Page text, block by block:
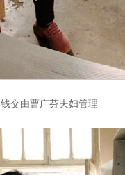
钱交由曹广芬夫妇管理